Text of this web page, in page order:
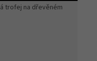
trofej na dřevěném